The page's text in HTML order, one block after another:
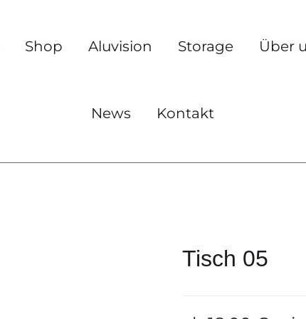
Shop Aluvision Storage Über
News Kontakt
Tisch 05